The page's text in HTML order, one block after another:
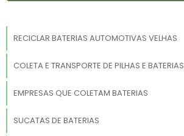
RECICLAR BATERIAS AUTOMOTIVAS VELHAS
COLETA E TRANSPORTE DE PILHAS E BATERIAS
EMPRESAS QUE COLETAM BATERIAS
SUCATAS DE BATERIAS